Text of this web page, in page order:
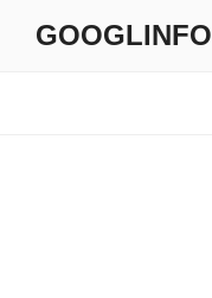
GOOGLINFO